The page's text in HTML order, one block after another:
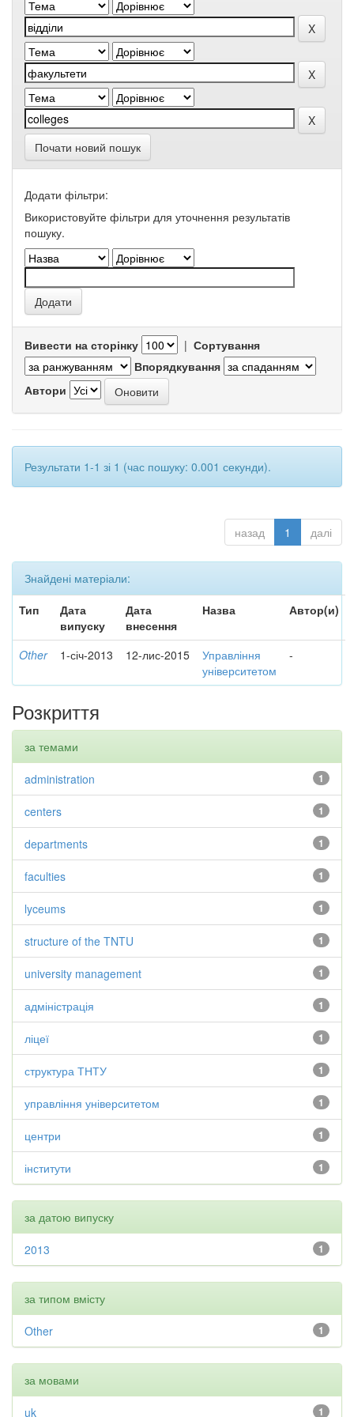
Почати новий пошук
Додати фільтри:
Використовуйте фільтри для уточнення результатів
пошуку.
Вивести на сторінку | Сортування
Впорядкування
Автори
Результати 1-1 зі 1 (час пошуку: 0.001 секунди).
назад 1 далі
Знайдені матеріали:
Тип
Дата
випуску
Дата
внесення
Назва Автор(и)
Other 1-січ-2013 12-лис-2015
Управління
університетом
-
Розкриття
за темами
1
administration
1
centers
1
departments
1
faculties
1
lyceums
1
structure of the TNTU
1
university management
1
адміністрація
1
ліцеї
1
структура ТНТУ
1
управління університетом
1
центри
1
інститути
за датою випуску
1
2013
за типом вмісту
1
Other
за мовами
1
uk